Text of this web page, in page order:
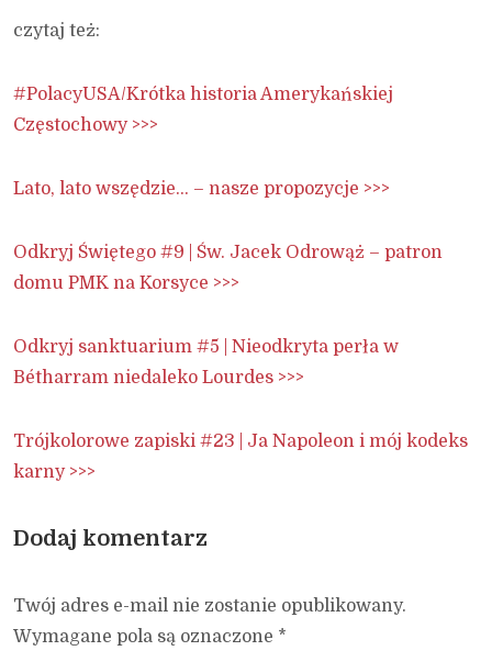
czytaj też:
#PolacyUSA/Krótka historia Amerykańskiej
Częstochowy >>>
Lato, lato wszędzie… – nasze propozycje >>>
Odkryj Świętego #9 | Św. Jacek Odrowąż – patron
domu PMK na Korsyce >>>
Odkryj sanktuarium #5 | Nieodkryta perła w
Bétharram niedaleko Lourdes >>>
Trójkolorowe zapiski #23 | Ja Napoleon i mój kodeks
karny >>>
Dodaj komentarz
Twój adres e-mail nie zostanie opublikowany.
Wymagane pola są oznaczone *